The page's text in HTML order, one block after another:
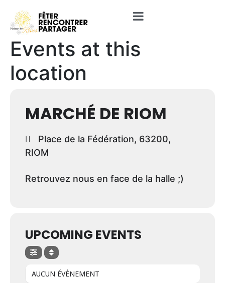
Events at this
location
MARCHÉ DE RIOM
Place de la Fédération, 63200,
RIOM
Retrouvez nous en face de la halle ;)
UPCOMING EVENTS
AUCUN ÉVÈNEMENT